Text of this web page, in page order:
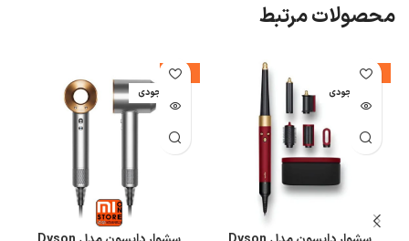
محصولات مرتبط
-7%
اتمام موجودی
-21%
اتمام موجودی